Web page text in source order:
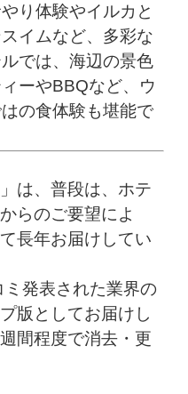
り体験やイルカと
イムなど、多彩な
では、海辺の景色
ーやBBQなど、ウ
の食体験も堪能で
は、普段は、ホテ
らのご要望によ
長年お届けしてい
発表された業界の
版としてお届けし
間程度で消去・更